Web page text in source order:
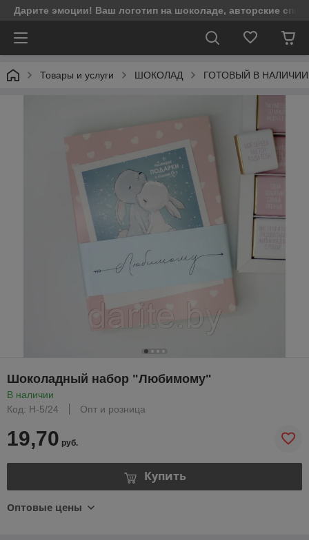
Дарите эмоции! Ваш логотип на шоколаде, авторские
Товары и услуги ШОКОЛАД ГОТОВЫЙ В НАЛИЧИИ
Шоколадный набор "Любимому"
В наличии
Код: Н-5/24
Опт и розница
19,70 руб.
Купить
Оптовые цены